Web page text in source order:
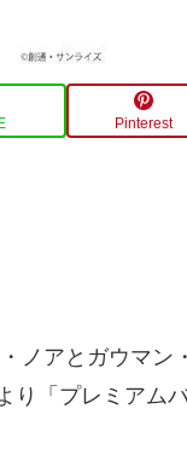
Pinterest
ノアとガウマン
り「プレミアム